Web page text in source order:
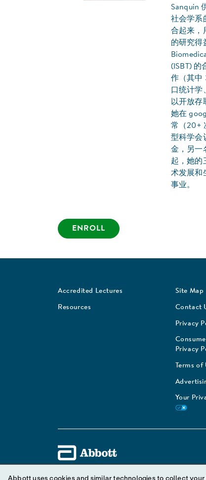
Sanquin
社会学系
合起来，
的研究得
(ISBT) 的
作（其中
口统计
以开放存
她在
常（20+
型科学会
金，另一
起，她的
术发展和
事业。
ENROLL
Accredited Lectures
Resources
Site Map
Contact
Privacy
Privacy
Terms of
Your
Abbott uses cookies and similar technologies to collect